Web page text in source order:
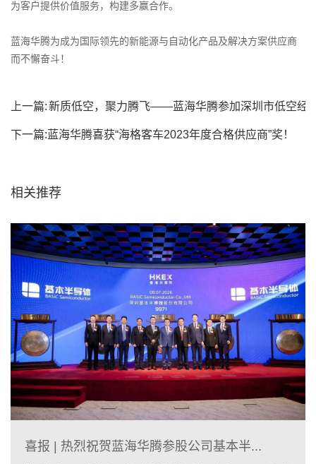
为客户提供价值服务，构建多赢合作。
蓝海华腾为成为国际领先的新能源与自动化产品及解决方案供应商
而不懈奋斗！
上一篇:新质低空，聚力腾飞——蓝海华腾参加深圳市低空经
济产业协会会员...
下一篇:蓝海华腾喜获“海格客车2023年度合格供应商”奖！
相关推荐
喜报 | 热烈祝贺蓝海华腾参股公司基本半...